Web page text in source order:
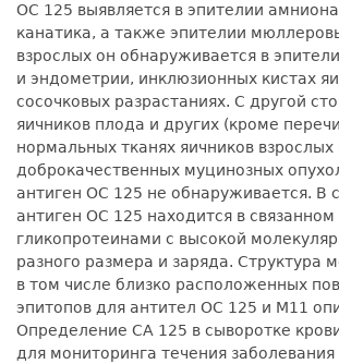
ОС 125 выявляется в эпителии
канатика, а также эпителии
взрослых он обнаруживается в
и эндометрии, инклюзионных кистах
сосочковых разрастаниях. С другой
яичников плода и других (кроме
нормальных тканях яичников взрослых
доброкачественных муцинозных
антиген ОС 125 не обнаруживается. В
антиген ОС 125 находится в связанном
гликопротеинами с высокой
разного размера и заряда. Структура
в том числе близко расположенных
эпитопов для антител ОС 125 и М11
Определение СА 125 в сыворотке
для мониторинга течения